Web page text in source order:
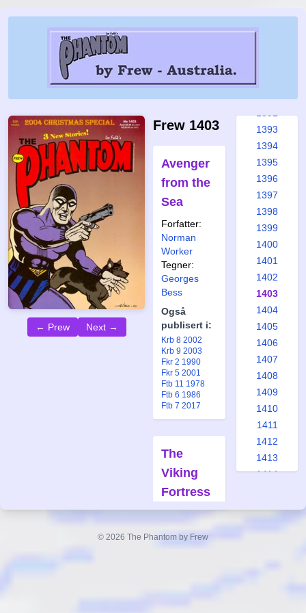
← Prew Next →
Frew 1403
Avenger
from the
Sea
Forfatter:
Norman
Worker
Tegner:
Georges
Bess
Også
publisert i:
Krb 8 2002
Krb 9 2003
Fkr 2 1990
Fkr 5 2001
Ftb 11 1978
Ftb 6 1986
Ftb 7 2017
The
Viking
Fortress
Mystery
Forfatter:
Tony DePaul
1386
1387
1393
1394
1395
1396
1397
1398
1399
1400
1401
1402
1403
1404
1405
1406
1407
1408
1409
1410
1411
1412
1413
1414
© 2026 The Phantom by Frew